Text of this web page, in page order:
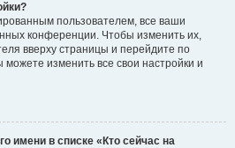
пользователем, все ваши
конференции. Чтобы изменить их,
вверху страницы и перейдите по
можете изменить все свои настройки и
имени в списке «Кто сейчас на